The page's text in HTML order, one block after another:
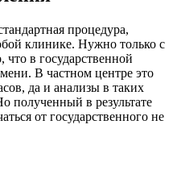
процедура,
клинике. Нужно только с
что в государственной
В частном центре это
да и анализы в таких
полученный в результате
от государственного не